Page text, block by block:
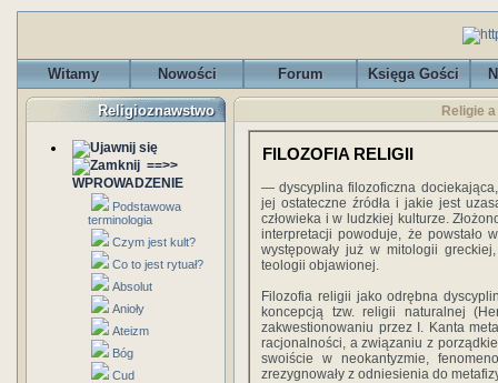
Witamy Nowości Forum Księga Gości
Religioznawstwo
==>>
WPROWADZENIE
Podstawowa
terminologia
Czym jest kult?
Co to jest rytuał?
Absolut
Anioły
Ateizm
Bóg
Cud
Religie
FILOZOFIA RELIGII
— dyscyplina filozoficzna
jej ostateczne źródła i jakie jest
człowieka i w ludzkiej kulturze.
interpretacji powoduje, że powstało
występowały już w mitologii
teologii objawionej.
Filozofia religii jako odrębna
koncepcją tzw. religii naturalnej
zakwestionowaniu przez I. Kanta
racjonalności, a związaniu z
swoiście w neokantyzmie,
zrezygnowały z odniesienia do